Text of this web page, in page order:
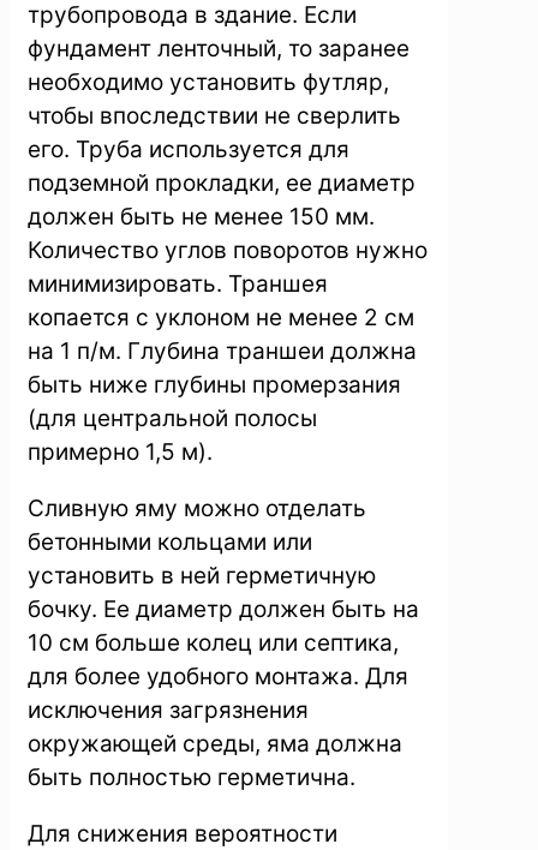
трубопровода в здание. Если
фундамент ленточный, то заранее
необходимо установить футляр,
чтобы впоследствии не сверлить
его. Труба используется для
подземной прокладки, ее диаметр
должен быть не менее 150 мм.
Количество углов поворотов нужно
минимизировать. Траншея
копается с уклоном не менее 2 см
на 1 п/м. Глубина траншеи должна
быть ниже глубины промерзания
(для центральной полосы
примерно 1,5 м).
Сливную яму можно отделать
бетонными кольцами или
установить в ней герметичную
бочку. Ее диаметр должен быть на
10 см больше колец или септика,
для более удобного монтажа. Для
исключения загрязнения
окружающей среды, яма должна
быть полностью герметична.
Для снижения вероятности